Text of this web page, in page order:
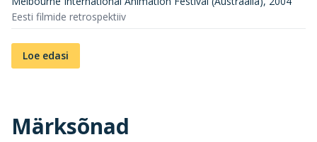
Eesti filmide retrospektiiv
Loe edasi
Märksõnad